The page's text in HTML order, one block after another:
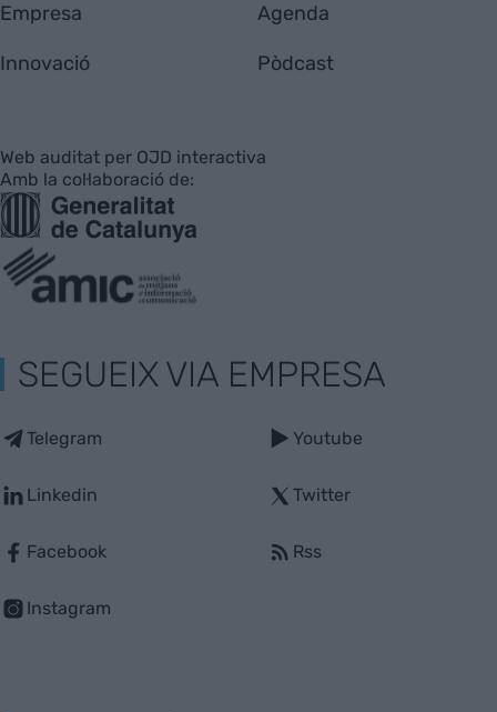
Empresa
Innovació
Agenda
Pòdcast
Web auditat per OJD interactiva
Amb la col·laboració de:
SEGUEIX VIA EMPRESA
Telegram
Linkedin
Facebook
Instagram
Youtube
Twitter
Rss